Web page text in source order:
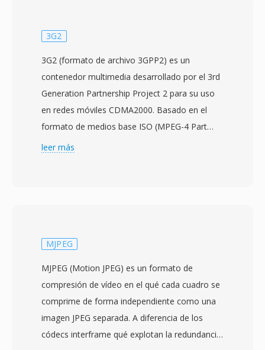
3G2
3G2 (formato de archivo 3GPP2) es un
contenedor multimedia desarrollado por el 3rd
Generation Partnership Project 2 para su uso
en redes móviles CDMA2000. Basado en el
formato de medios base ISO (MPEG-4 Part
12), almacena vídeo codificado con H.263 o
de vídeo en teléfonos y redes basados en
condiciones de ancho de banda
extremadamente bajo, logrando calidad de
vídeo reproducible a tasas de bits tan bajas
como 30-60 kbps. Esto hace qué el formato
sea especialmente eficiente para la captura de
leer más
MJPEG
MJPEG (Motion JPEG) es un formato de
compresión de vídeo en el qué cada cuadro se
comprime de forma independiente como una
imagen JPEG separada. A diferencia de los
códecs interframe qué explotan la redundancia